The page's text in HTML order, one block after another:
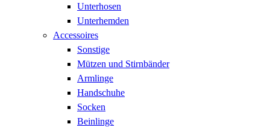
Unterhosen
Unterhemden
Accessoires
Sonstige
Mützen und Stirnbänder
Armlinge
Handschuhe
Socken
Beinlinge